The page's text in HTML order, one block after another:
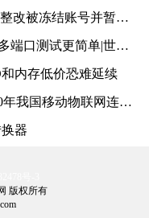
号并暂停参与招标采购工作
试更简单|世界今亮点
内存低价恐难延续
接数将达到百亿级规模-当前快报
器
版权所有